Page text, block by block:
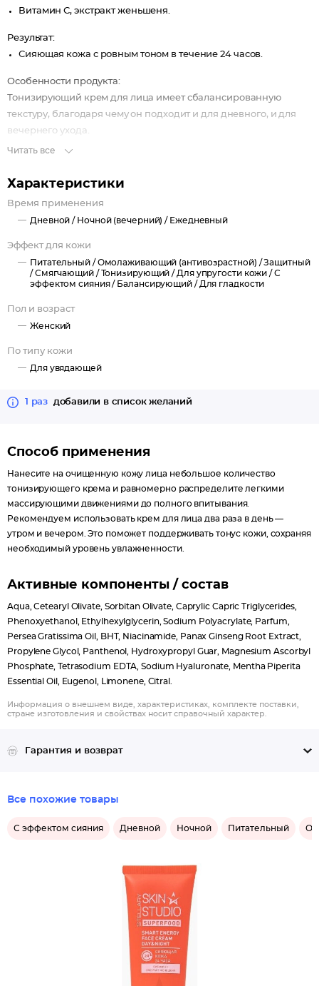
Витамин С, экстракт женьшеня.
Результат:
Сияющая кожа с ровным тоном в течение 24 часов.
Особенности продукта:
Тонизирующий крем для лица имеет сбалансированную
текстуру, благодаря чему он подходит и для дневного, и для
вечернего ухода.
Формула с витамином С обеспечивает ровный тон и сияние
Ключевые ингредиенты крема - витамин С и экстракта
радикалов и стимулирует производство коллагена, что
способствует повышению упругости и эластичности кожи.
Женьшень оказывает тонизирующее воздействие,
сиянию кожи лица.
в кожу, оставляя ее мягкой и шелковистой.
Крем упакован в индивидуальную брендированную коробку.
держать в сумочке.
Читать все
Характеристики
Время применения
Дневной / Ночной (вечерний) / Ежедневный
Эффект для кожи
Питательный /Омолаживающий (антивозрастной) /Защитный
/Смягчающий /Тонизирующий / Для упругости кожи /С
эффектом сияния / Балансирующий / Для гладкости
Пол и возраст
Женский
По типу кожи
Для увядающей
1 раз добавили в список желаний
Способ применения
Нанесите на очищенную кожу лица небольшое количество
тонизирующего крема и равномерно распределите легкими
массирующими движениями до полного впитывания.
Рекомендуем использовать крем для лица два раза в день —
утром и вечером. Это поможет поддерживать тонус кожи, сохраняя
необходимый уровень увлажненности.
Активные компоненты / состав
Aqua, Cetearyl Olivate, Sorbitan Olivate, Caprylic Capric Triglycerides,
Phenoxyethanol, Ethylhexylglycerin, Sodium Polyacrylate, Parfum,
Persea Gratissima Oil, BHT, Niacinamide, Panax Ginseng Root Extract,
Propylene Glycol, Panthenol, Hydroxypropyl Guar, Magnesium Ascorbyl
Phosphate, Tetrasodium EDTA, Sodium Hyaluronate, Mentha Piperita
Essential Oil, Eugenol, Limonene, Citral.
Информация о внешнем виде, характеристиках, комплекте поставки,
стране изготовления и свойствах носит справочный характер.
Гарантия и возврат
Все похожие товары
С эффектом сияния Дневной Ночной Питательный